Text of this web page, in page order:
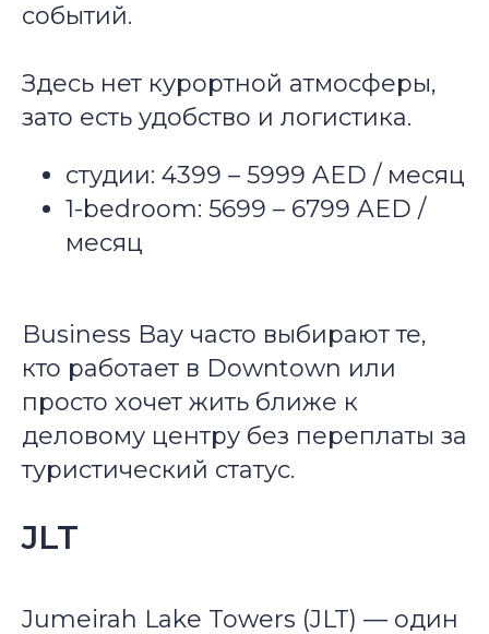
событий.
Здесь нет курортной атмосферы,
зато есть удобство и логистика.
студии: 4399 – 5999 AED / месяц
1-bedroom: 5699 – 6799 AED /
месяц
Business Bay часто выбирают те,
кто работает в Downtown или
просто хочет жить ближе к
деловому центру без переплаты за
туристический статус.
JLT
Jumeirah Lake Towers (JLT) — один